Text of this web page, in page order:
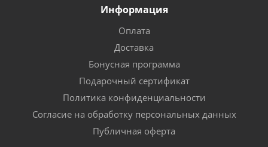
Информация
Оплата
Доставка
Бонусная программа
Подарочный сертификат
Политика конфиденциальности
Согласие на обработку персональных данных
Публичная оферта